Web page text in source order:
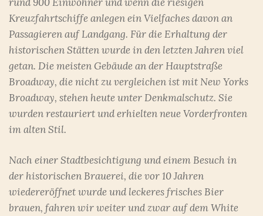
Kreuzfahrtschiffe anlegen ein Vielfaches davon an
Passagieren auf Landgang. Für die Erhaltung der
historischen Stätten wurde in den letzten Jahren viel
getan. Die meisten Gebäude an der Hauptstraße
Broadway, die nicht zu vergleichen ist mit New Yorks
Broadway, stehen heute unter Denkmalschutz. Sie
wurden restauriert und erhielten neue Vorderfronten
im alten Stil.
Nach einer Stadtbesichtigung und einem Besuch in
der historischen Brauerei, die vor 10 Jahren
wiedereröffnet wurde und leckeres frisches Bier
brauen, fahren wir weiter und zwar auf dem White